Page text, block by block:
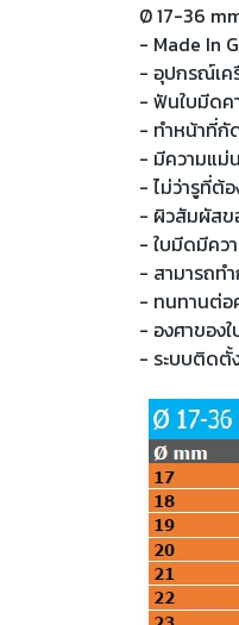
Ø 17-36
- Made In
- อุปกรณ์เค
- ฟันใบมีดค
- ทำหน้าที่กั
- มีความแม่
- ไม่ว่ารูที่ต้
- ผิวสัมผัสข
- ใบมีดมีคว
- สามารถทำ
- ทนทานต่อ
- องศาของ
- ระบบติดตั้